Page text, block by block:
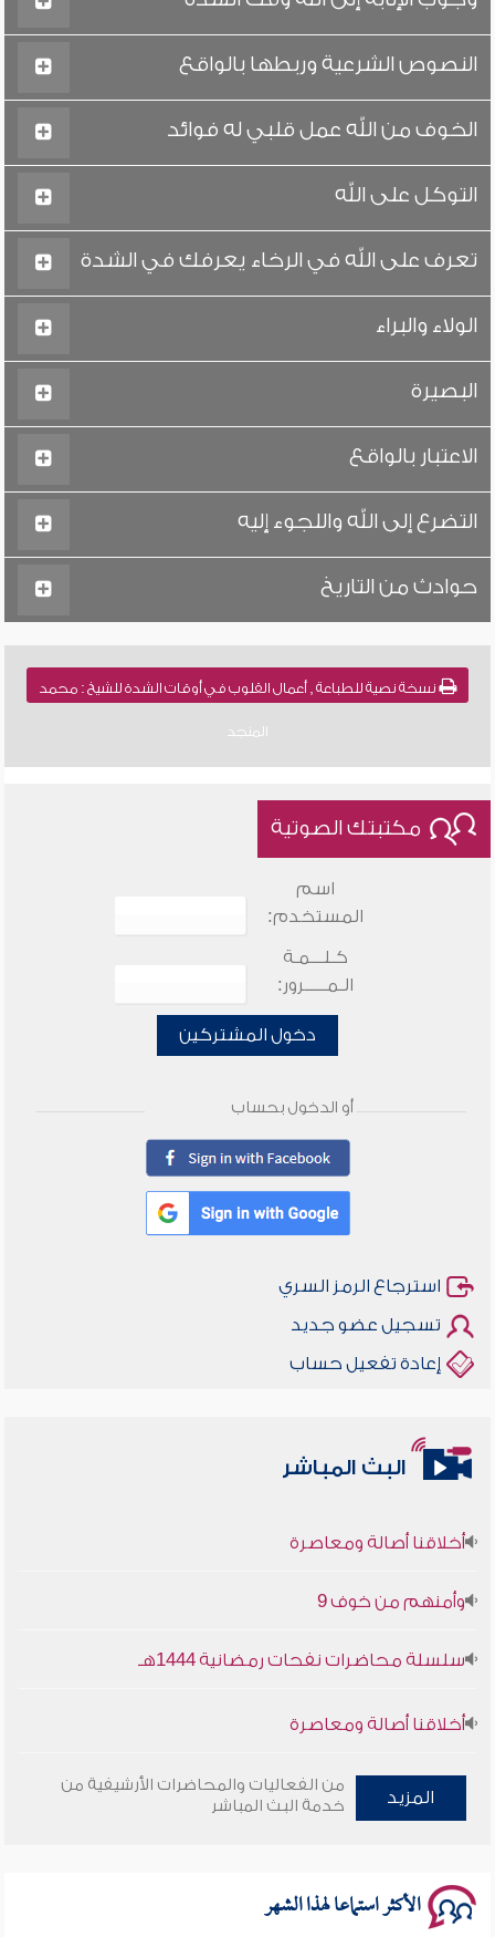
النصوص الشرعية وربطها بالواقع
الخوف من الله عمل قلبي له فوائد
التوكل على الله
تعرف على الله في الرخاء يعرفك في الشدة
الولاء والبراء
البصيرة
الاعتبار بالواقع
التضرع إلى الله واللجوء إليه
حوادث من التاريخ
نسخة نصية للطباعة , أعمال القلوب في أوقات الشدة للشيخ : محمد
المنجد
مكتبتك الصوتية
اسم
المستخدم:
كـلـــمـة
الـمـــــرور:
دخول المشتركين
أو الدخول بحساب
استرجاع الرمز السري
تسجيل عضو جديد
إعادة تفعيل حساب
البث المباشر
أخلاقنا أصالة ومعاصرة
وأمنهم من خوف 9
أخلاقنا أصالة ومعاصرة
سلسلة محاضرات نفحات رمضانية 1444هـ
المزيد
من الفعاليات والمحاضرات الأرشيفية من
خدمة البث المباشر
الأكثر استماعا لهذا الشهر